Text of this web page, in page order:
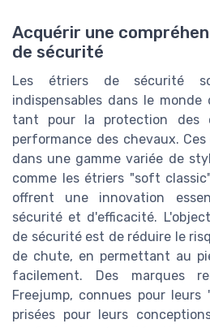
Acquérir une
de sécurité
Les étriers de sécurité
indispensables dans le monde
tant pour la protection des
performance des chevaux.
dans une gamme variée de
comme les étriers "soft
offrent une innovation
sécurité et d'efficacité.
de sécurité est de réduire le
de chute, en permettant au
facilement. Des marques
Freejump, connues pour
prisées pour leurs